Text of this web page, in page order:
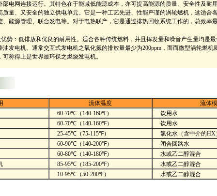
部电网连接运行。其特色在于能减低能源成本，亦可提高能源的质量、安全性及耐
质量、又安全的独立供电单元。它是一种工艺先进、性能严谨的涡轮燃机，这适合
、能源管理、联合发电等。对于电热联产，它是通过排热回收系统工作的，总效率
势：低排放和优良的耐用性。适合各种传统燃料，并且挥发量和噪音产生量均是
油发电机。通常交互式发电机之氧化氮的排放量最少为200ppm，而而微型涡轮燃机
称得上是世界最环保之燃烧发电机。
流体温度
流体
60-70℃（140-160℉）
饮用水
60-70℃（140-160℉）
饮用水
25-45℃（75-115℉）
氯化水（含中介的HX
60-90℃（140-200℉）
闭合回路水
60-80℃（140-180℉）
水或乙二醇混合
85-95℃（185-200℉）
水或乙二醇混合
10-95℃（50-200℉）
水或乙二醇混合